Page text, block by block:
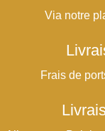
Via notre
Frais de